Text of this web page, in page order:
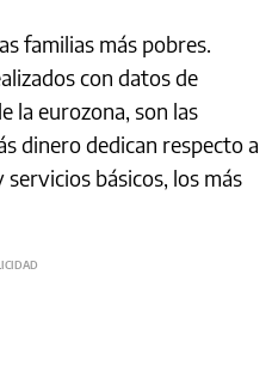
familias más pobres.
con datos de
la eurozona, son las
dinero dedican respecto a
básicos, los más